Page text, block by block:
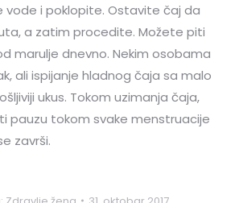
vode i poklopite. Ostavite čaj da
a zatim procedite. Možete piti
marulje dnevno. Nekim osobama
ali ispijanje hladnog čaja sa malo
ukus. Tokom uzimanja čaja,
pauzu tokom svake menstruacije
završi.